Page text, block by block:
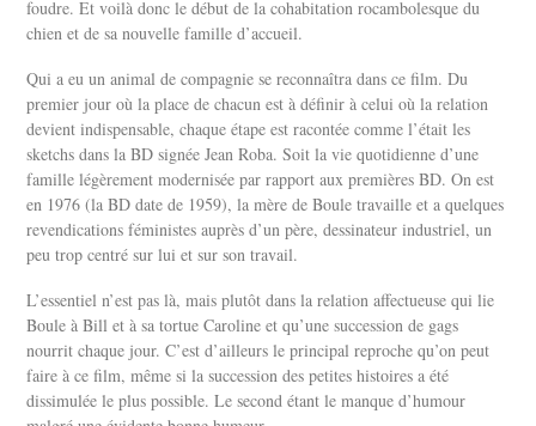
foudre. Et voilà donc le début de la cohabitation rocambolesque du
chien et de sa nouvelle famille d’accueil.
Qui a eu un animal de compagnie se reconnaîtra dans ce film. Du
premier jour où la place de chacun est à définir à celui où la relation
devient indispensable, chaque étape est racontée comme l’était les
sketchs dans la BD signée Jean Roba. Soit la vie quotidienne d’une
famille légèrement modernisée par rapport aux premières BD. On est
en 1976 (la BD date de 1959), la mère de Boule travaille et a quelques
revendications féministes auprès d’un père, dessinateur industriel, un
peu trop centré sur lui et sur son travail.
L’essentiel n’est pas là, mais plutôt dans la relation affectueuse qui lie
Boule à Bill et à sa tortue Caroline et qu’une succession de gags
nourrit chaque jour. C’est d’ailleurs le principal reproche qu’on peut
faire à ce film, même si la succession des petites histoires a été
dissimulée le plus possible. Le second étant le manque d’humour